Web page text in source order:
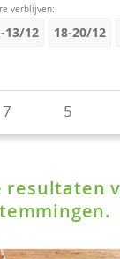
resultaten